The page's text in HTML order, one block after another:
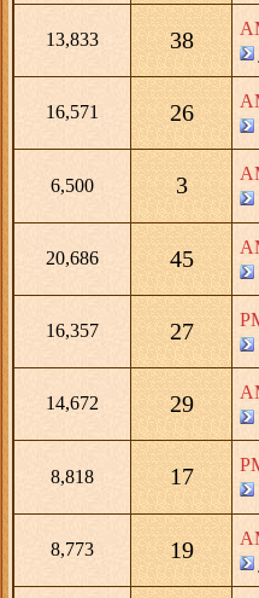
38
13,833
26
16,571
3
6,500
45
20,686
27
16,357
29
14,672
17
8,818
19
8,773